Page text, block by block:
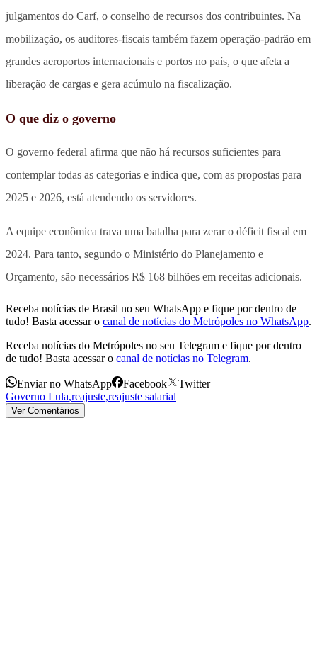
julgamentos do Carf, o conselho de recursos dos contribuintes. Na
mobilização, os auditores-fiscais também fazem operação-padrão em
grandes aeroportos internacionais e portos no país, o que afeta a
liberação de cargas e gera acúmulo na fiscalização.
O que diz o governo
O governo federal afirma que não há recursos suficientes para
contemplar todas as categorias e indica que, com as propostas para
2025 e 2026, está atendendo os servidores.
A equipe econômica trava uma batalha para zerar o déficit fiscal em
2024. Para tanto, segundo o Ministério do Planejamento e
Orçamento, são necessários R$ 168 bilhões em receitas adicionais.
Receba notícias de Brasil no seu WhatsApp e fique por dentro de
tudo! Basta acessar o canal de notícias do Metrópoles no WhatsApp.
Receba notícias do Metrópoles no seu Telegram e fique por dentro
de tudo! Basta acessar o canal de notícias no Telegram.
Enviar no WhatsApp Facebook
Twitter
Governo Lula,reajuste,reajuste salarial
Ver Comentários